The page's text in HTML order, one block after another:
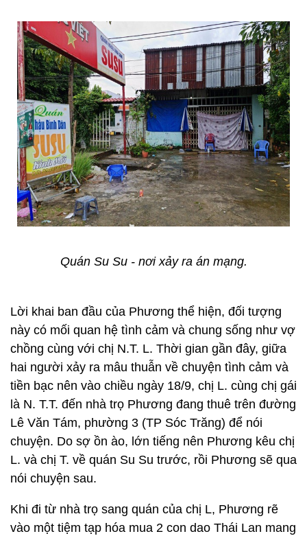
Quán Su Su - nơi xảy ra án mạng.
Lời khai ban đầu của Phương thể hiện, đối tượng
này có mối quan hệ tình cảm và chung sống như vợ
chồng cùng với chị N.T. L. Thời gian gần đây, giữa
hai người xảy ra mâu thuẫn về chuyện tình cảm và
tiền bạc nên vào chiều ngày 18/9, chị L. cùng chị gái
là N. T.T. đến nhà trọ Phương đang thuê trên đường
Lê Văn Tám, phường 3 (TP Sóc Trăng) để nói
chuyện. Do sợ ồn ào, lớn tiếng nên Phương kêu chị
L. và chị T. về quán Su Su trước, rồi Phương sẽ qua
nói chuyện sau.
Khi đi từ nhà trọ sang quán của chị L, Phương rẽ
vào một tiệm tạp hóa mua 2 con dao Thái Lan mang